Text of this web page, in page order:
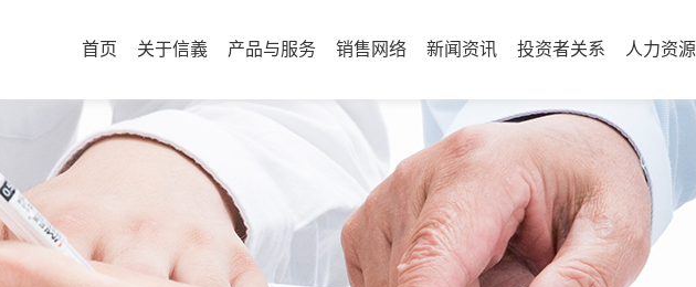
首页 关于信義 产品与服务 销售网络 新闻资讯 投资者关系 人力资源